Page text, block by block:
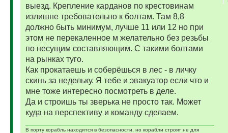
выезд. Крепление карданов по крестовинам
излишне требовательно к болтам. Там 8,8
должно быть минимум, лучше 11 или 12 но при
этом не перекаленное м желательно без резьбы
по несущим составляющим. С такими болтами
на рынках туго.
Как прокатаешь и соберёшься в лес - в личку
скинь за недельку. Я тебе и эвакуатор если что и
мне тоже интересно посмотреть в деле.
Да и строишь ты зверька не просто так. Может
куда на перспективу и команду сделаем.
В порту корабль находится в безопасности, но корабли строят не для